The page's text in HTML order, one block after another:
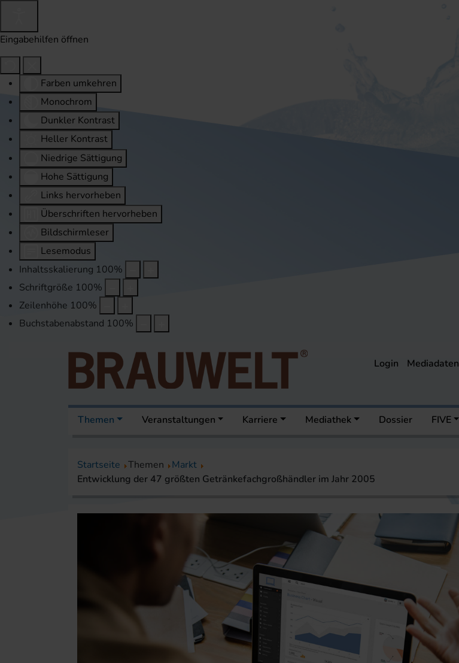
Eingabehilfen öffnen
Farben umkehren
Monochrom
Dunkler Kontrast
Heller Kontrast
Niedrige Sättigung
Hohe Sättigung
Links hervorheben
Überschriften hervorheben
Bildschirmleser
Lesemodus
Inhaltsskalierung 100%
Schriftgröße 100%
Zeilenhöhe 100%
Buchstabenabstand 100%
Login Mediadaten
Themen Veranstaltungen Karriere Mediathek Dossier FIVE
Startseite Themen
Markt
Entwicklung der 47 größten Getränkefachgroßhändler im Jahr 2005